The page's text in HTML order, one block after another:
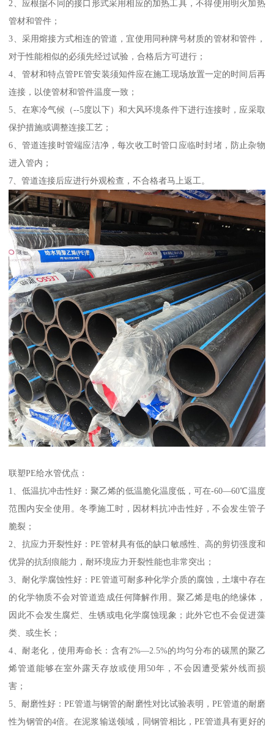
2、应根据不同的接口形式采用相应的加热工具，不得使用明火加热
管材和管件；
3、采用熔接方式相连的管道，宜使用同种牌号材质的管材和管件，
对于性能相似的必须先经过试验，合格后方可进行；
4、管材和特点管PE管安装须知件应在施工现场放置一定的时间后再
连接，以使管材和管件温度一致；
5、在寒冷气候（--5度以下）和大风环境条件下进行连接时，应采取
保护措施或调整连接工艺；
6、管道连接时管端应洁净，每次收工时管口应临时封堵，防止杂物
进入管内；
7、管道连接后应进行外观检查，不合格者马上返工。
联塑PE给水管优点：
1、低温抗冲击性好：聚乙烯的低温脆化温度低，可在-60—60℃温度
范围内安全使用。冬季施工时，因材料抗冲击性好，不会发生管子
脆裂；
2、抗应力开裂性好：PE管材具有低的缺口敏感性、高的剪切强度和
优异的抗刮痕能力，耐环境应力开裂性能也非常突出；
3、耐化学腐蚀性好：PE管道可耐多种化学介质的腐蚀，土壤中存在
的化学物质不会对管道造成任何降解作用。聚乙烯是电的绝缘体，
因此不会发生腐烂、生锈或电化学腐蚀现象；此外它也不会促进藻
类、或生长；
4、耐老化，使用寿命长：含有2%—2.5%的均匀分布的碳黑的聚乙
烯管道能够在室外露天存放或使用50年，不会因遭受紫外线而损
害；
5、耐磨性好：PE管道与钢管的耐磨性对比试验表明，PE管道的耐磨
性为钢管的4倍。在泥浆输送领域，同钢管相比，PE管道具有更好的